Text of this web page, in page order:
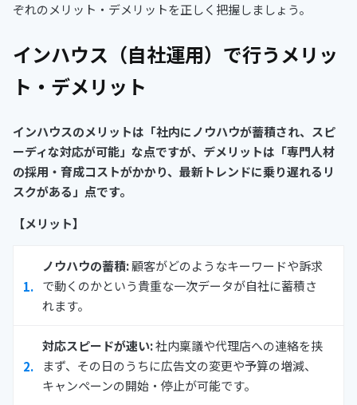
ぞれのメリット・デメリットを正しく把握しましょう。
インハウス（自社運用）で行うメリッ
ト・デメリット
インハウスのメリットは「社内にノウハウが蓄積され、スピ
ーディな対応が可能」な点ですが、デメリットは「専門人材
の採用・育成コストがかかり、最新トレンドに乗り遅れるリ
スクがある」点です。
【メリット】
ノウハウの蓄積:顧客がどのようなキーワードや訴求
で動くのかという貴重な一次データが自社に蓄積さ
れます。
対応スピードが速い:社内稟議や代理店への連絡を挟
まず、その日のうちに広告文の変更や予算の増減、
キャンペーンの開始・停止が可能です。